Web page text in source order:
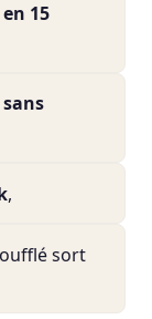
15
,
sort